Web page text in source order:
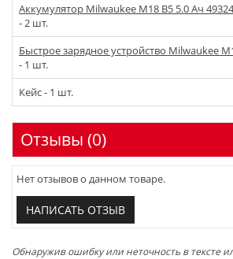
Аккумулятор Milwaukee M18 B5 5.0 Ач
- 2 шт.
Быстрое зарядное устройство Milwaukee
- 1 шт.
Кейс - 1 шт.
Отзывы (0)
Нет отзывов о данном товаре.
НАПИСАТЬ ОТЗЫВ
Обнаружив ошибку или неточность в тексте